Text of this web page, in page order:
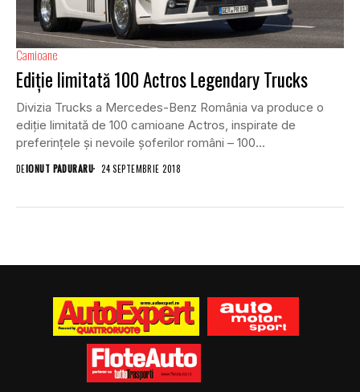
Camioane
Ediție limitată 100 Actros Legendary Trucks
Divizia Trucks a Mercedes-Benz România va produce o
ediție limitată de 100 camioane Actros, inspirate de
preferințele și nevoile șoferilor români – 100...
DEIONUT PADURARU 24 SEPTEMBRIE 2018